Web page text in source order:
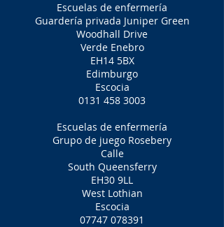
Escuelas de enfermería
Guardería privada Juniper Green
Woodhall Drive
Verde Enebro
EH14 5BX
Edimburgo
Escocia
0131 458 3003
Escuelas de enfermería
Grupo de juego Rosebery
Calle
South Queensferry
EH30 9LL
West Lothian
Escocia
07747 078391